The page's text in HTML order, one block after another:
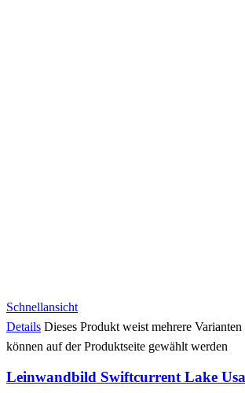
Schnellansicht
Details Dieses Produkt weist mehrere
können auf der Produktseite gewählt werden
Leinwandbild Swiftcurrent Lake Usa